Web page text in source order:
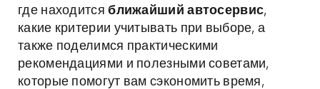
где находитсяближайший автосервис,
какие критерии учитывать при выборе, а
также поделимся практическими
рекомендациями и полезными советами,
которые помогут вам сэкономить время,